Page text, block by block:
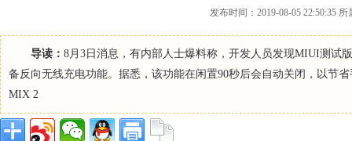
发布时间：2019-08-05 22:50:35
导读： 8月3日消息，有内部人士爆料称，开发人员发现MIUI测试
备反向无线充电功能。据悉，该功能在闲置90秒后会自动关闭，以节
MIX 2